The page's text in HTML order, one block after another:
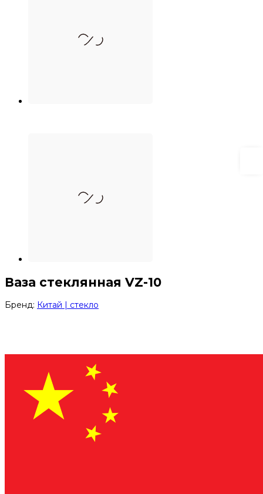
Ваза стеклянная VZ-10
Бренд: Китай | стекло